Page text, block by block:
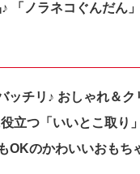
「ノラネコぐんだん
チリ♪ おしゃれ＆ク
立つ「いいとこ取り
のかわいいおもち